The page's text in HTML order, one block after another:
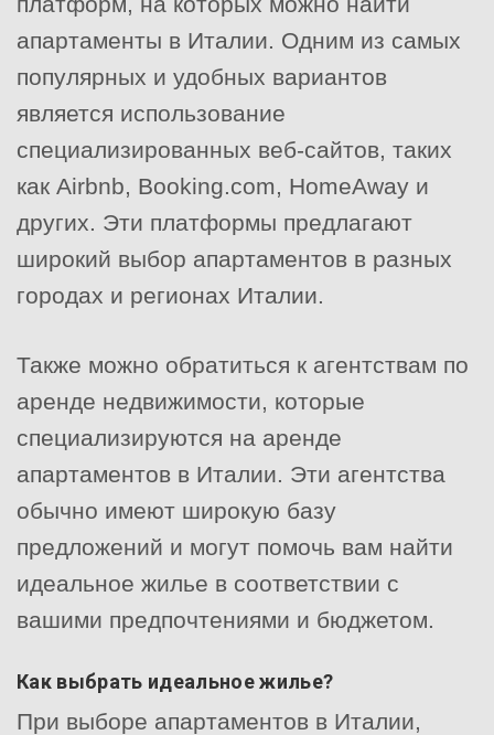
апартаменты в Италии. Одним из самых
популярных и удобных вариантов
является использование
специализированных веб-сайтов, таких
как Airbnb, Booking.com, HomeAway и
других. Эти платформы предлагают
широкий выбор апартаментов в разных
городах и регионах Италии.
Также можно обратиться к агентствам по
аренде недвижимости, которые
специализируются на аренде
апартаментов в Италии. Эти агентства
обычно имеют широкую базу
предложений и могут помочь вам найти
идеальное жилье в соответствии с
вашими предпочтениями и бюджетом.
Как выбрать идеальное жилье?
При выборе апартаментов в Италии,